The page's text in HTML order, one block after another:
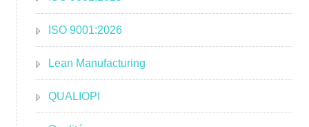
ISO 9001:2026
Lean Manufacturing
QUALIOPI